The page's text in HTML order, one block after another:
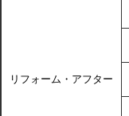
リフォーム・アフター